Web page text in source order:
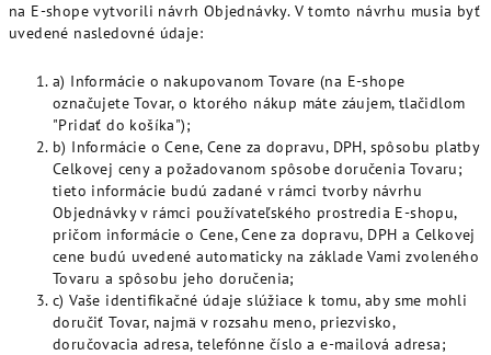
na E-shope vytvorili návrh Objednávky. V tomto návrhu musia byť
uvedené nasledovné údaje:
a) Informácie o nakupovanom Tovare (na E-shope
označujete Tovar, o ktorého nákup máte záujem, tlačidlom
"Pridať do košíka");
b) Informácie o Cene, Cene za dopravu, DPH, spôsobu platby
Celkovej ceny a požadovanom spôsobe doručenia Tovaru;
tieto informácie budú zadané v rámci tvorby návrhu
Objednávky v rámci používateľského prostredia E-shopu,
pričom informácie o Cene, Cene za dopravu, DPH a Celkovej
cene budú uvedené automaticky na základe Vami zvoleného
Tovaru a spôsobu jeho doručenia;
c) Vaše identifikačné údaje slúžiace k tomu, aby sme mohli
doručiť Tovar, najmä v rozsahu meno, priezvisko,
doručovacia adresa, telefónne číslo a e-mailová adresa;